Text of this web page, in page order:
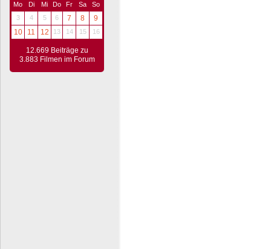
Mo Di Mi Do Fr Sa
So
3
4 5 6 7 8
9
10
11 12 13 14 15 16
12.669 Beiträge zu
3.883 Filmen im Forum